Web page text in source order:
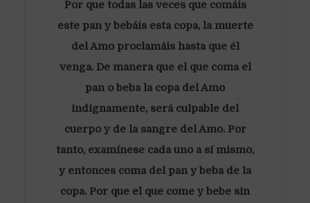
Por que todas las veces que comáis
este pan y bebáis esta copa, la muerte
del Amo proclamáis hasta que él
venga. De manera que el que coma el
pan o beba la copa del Amo
indignamente, será culpable del
cuerpo y de la sangre del Amo. Por
tanto, examínese cada uno a sí mismo,
y entonces coma del pan y beba de la
copa. Por que el que come y bebe sin